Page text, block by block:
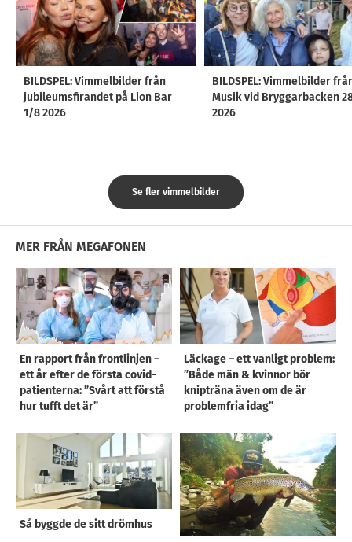
BILDSPEL: Vimmelbilder från
jubileumsfirandet på Lion Bar
1/8 2026
BILDSPEL: Vimmelbilder
Musik vid Bryggarbacken
2026
Se fler vimmelbilder
MER FRÅN MEGAFONEN
En rapport från frontlinjen –
ett år efter de första covid-
patienterna: ”Svårt att förstå
hur tufft det är”
Läckage – ett vanligt problem:
”Både män & kvinnor bör
knipträna även om de är
problemfria idag”
Så byggde de sitt drömhus